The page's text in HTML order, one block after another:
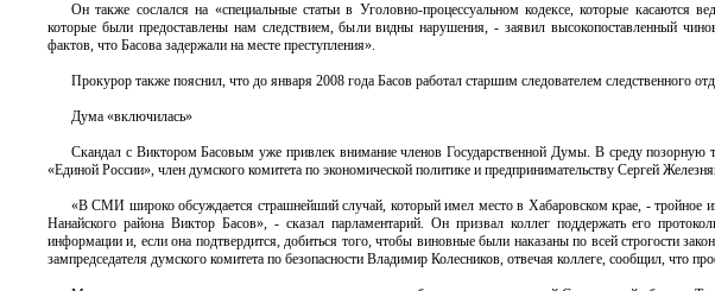
Он также сослался на «специальные статьи в Уголовно-процессуальном кодексе, которые касаются
которые были предоставлены нам следствием, были видны нарушения, - заявил высокопоставленный
фактов, что Басова задержали на месте преступления».
Прокурор также пояснил, что до января 2008 года Басов работал старшим следователем следственного
Дума «включилась»
Скандал с Виктором Басовым уже привлек внимание членов Государственной Думы. В среду позорную
«Единой России», член думского комитета по экономической политике и предпринимательству Сергей
«В СМИ широко обсуждается страшнейший случай, который имел место в Хабаровском крае, - тройное
Нанайского района Виктор Басов», - сказал парламентарий. Он призвал коллег поддержать его
информации и, если она подтвердится, добиться того, чтобы виновные были наказаны по всей строгости
зампредседателя думского комитета по безопасности Владимир Колесников, отвечая коллеге, сообщил, что